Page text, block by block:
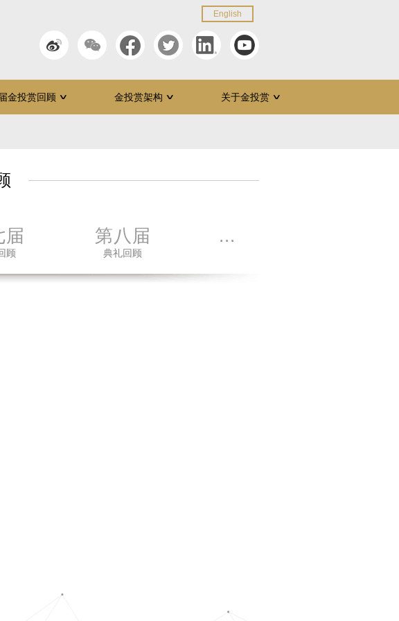
English
金投赏回顾 ∨ 金投赏架构 ∨ 关于金投赏 ∨
届
顾
第八届
典礼回顾
第九届
...